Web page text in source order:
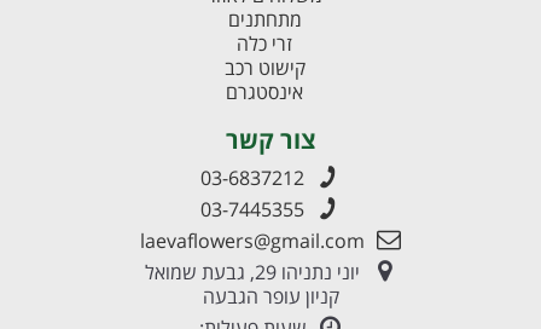
מתחתנים
זרי כלה
קישוט רכב
אינסטגרם
צור קשר
03-6837212
03-7445355
laevaflowers@gmail.com
יוני נתניהו 29, גבעת שמואל
קניון עופר הגבעה